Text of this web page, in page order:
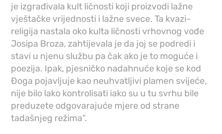
je izgrađivala kult ličnosti koji proizvodi lažne
vještačke vrijednosti i lažne svece. Ta kvazi-
religija nastala oko kulta ličnosti vrhovnog vođe
Josipa Broza, zahtijevala je da joj se podredi i
stavi u njenu službu pa čak ako je to moguće i
poezija. Ipak, pjesničko nadahnuće koje se kod
Đoga pojavljuje kao neuhvatljivi plamen svijeće,
nije bilo lako kontrolisati iako su u tu svrhu bile
preduzete odgovarajuće mjere od strane
tadašnjeg režima“.